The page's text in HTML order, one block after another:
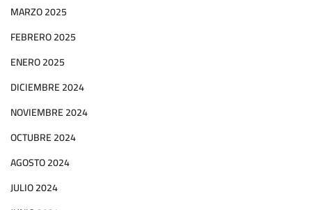
MARZO 2025
FEBRERO 2025
ENERO 2025
DICIEMBRE 2024
NOVIEMBRE 2024
OCTUBRE 2024
AGOSTO 2024
JULIO 2024